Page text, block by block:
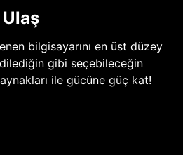
bilgisayarını en üst düzey
gibi seçebileceğin
ile gücüne güç kat!